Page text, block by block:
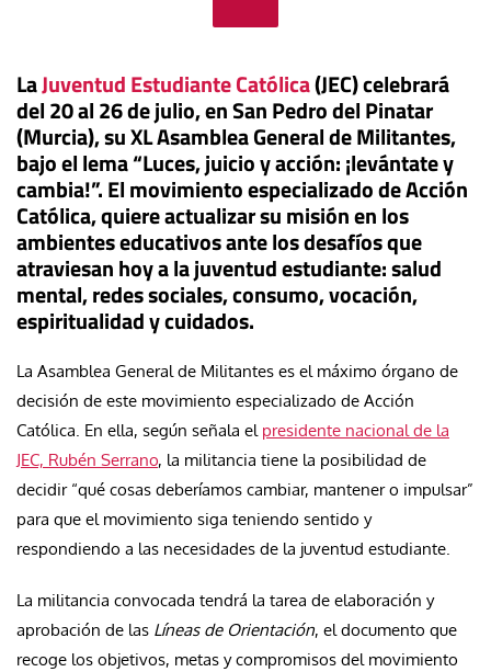
LaJuventud Estudiante Católica(JEC) celebrará
del 20 al 26 de julio, en San Pedro del Pinatar
(Murcia), su XL Asamblea General de Militantes,
bajo el lema “Luces, juicio y acción: ¡levántate y
cambia!”. El movimiento especializado de Acción
Católica, quiere actualizar su misión en los
ambientes educativos ante los desafíos que
atraviesan hoy a la juventud estudiante: salud
mental, redes sociales, consumo, vocación,
espiritualidad y cuidados.
La Asamblea General de Militantes es el máximo órgano de
decisión de este movimiento especializado de Acción
Católica. En ella, según señala el presidente nacional de la
JEC, Rubén Serrano, la militancia tiene la posibilidad de
decidir “qué cosas deberíamos cambiar, mantener o impulsar”
para que el movimiento siga teniendo sentido y
respondiendo a las necesidades de la juventud estudiante.
La militancia convocada tendrá la tarea de elaboración y
aprobación de las Líneas de Orientación, el documento que
recoge los objetivos, metas y compromisos del movimiento